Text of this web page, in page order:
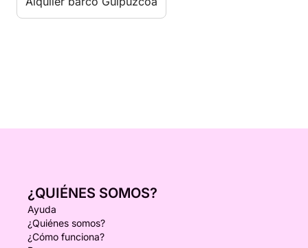
¿QUIÉNES SOMOS?
Ayuda
¿Quiénes somos?
¿Cómo funciona?